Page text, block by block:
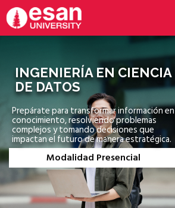
INGENIERÍA EN CIENCIA
DE DATOS
Prepárate para transformar información en
conocimiento, resolviendo problemas
complejos y tomando decisiones que
impactan el futuro de manera estratégica.
Modalidad Presencial